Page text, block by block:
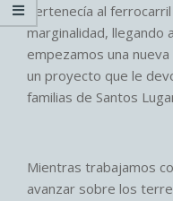
pertenecía al
marginalidad, llegando
empezamos una
un proyecto que le
familias de Santos
Mientras trabajamos
avanzar sobre los